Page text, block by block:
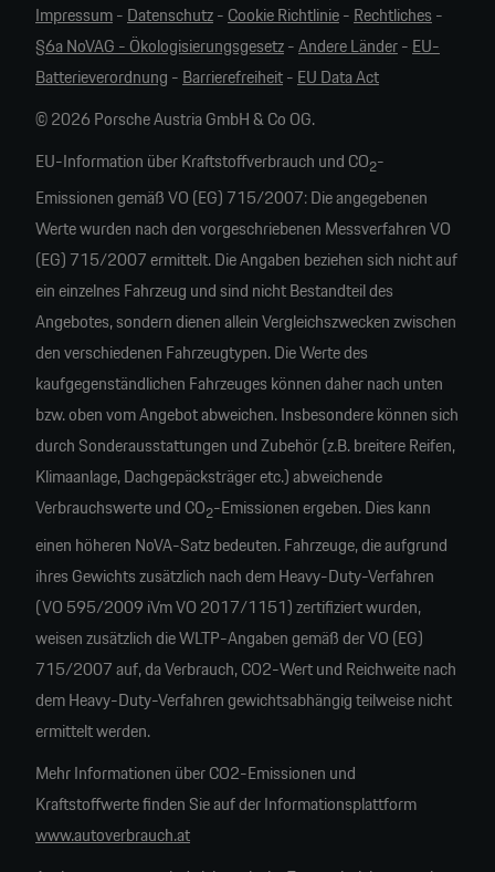
Impressum-Datenschutz-Cookie Richtlinie-Rechtliches-
§6a NoVAG - Ökologisierungsgesetz-Andere Länder-EU-
Batterieverordnung -Barrierefreiheit-EU Data Act
© 2026 Porsche Austria GmbH & Co OG.
EU-Information über Kraftstoffverbrauch und CO2-
Emissionen gemäß VO (EG) 715/2007: Die angegebenen
Werte wurden nach den vorgeschriebenen Messverfahren VO
(EG) 715/2007 ermittelt. Die Angaben beziehen sich nicht auf
ein einzelnes Fahrzeug und sind nicht Bestandteil des
Angebotes, sondern dienen allein Vergleichszwecken zwischen
den verschiedenen Fahrzeugtypen. Die Werte des
kaufgegenständlichen Fahrzeuges können daher nach unten
bzw. oben vom Angebot abweichen. Insbesondere können sich
durch Sonderausstattungen und Zubehör (z.B. breitere Reifen,
Klimaanlage, Dachgepäcksträger etc.) abweichende
Verbrauchswerte und CO2-Emissionen ergeben. Dies kann
einen höheren NoVA-Satz bedeuten. Fahrzeuge, die aufgrund
ihres Gewichts zusätzlich nach dem Heavy-Duty-Verfahren
(VO 595/2009 iVm VO 2017/1151) zertifiziert wurden,
weisen zusätzlich die WLTP-Angaben gemäß der VO (EG)
715/2007 auf, da Verbrauch, CO2-Wert und Reichweite nach
dem Heavy-Duty-Verfahren gewichtsabhängig teilweise nicht
ermittelt werden.
Mehr Informationen über CO2-Emissionen und
Kraftstoffwerte finden Sie auf der Informationsplattform
www.autoverbrauch.at